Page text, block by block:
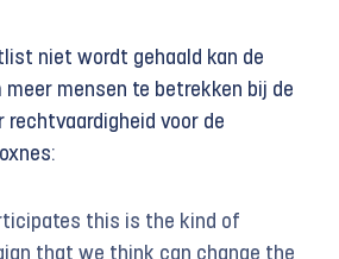
niet wordt gehaald kan de
meer mensen te betrekken bij de
rechtvaardigheid voor de
this is the kind of
that we think can change the